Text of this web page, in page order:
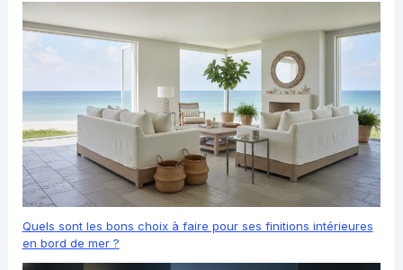
Quels sont les bons choix à faire pour ses finitions intérieures
en bord de mer ?